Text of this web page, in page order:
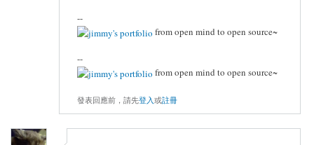
--
from open mind to open source~
--
from open mind to open source~
發表回應前，請先登入或註冊